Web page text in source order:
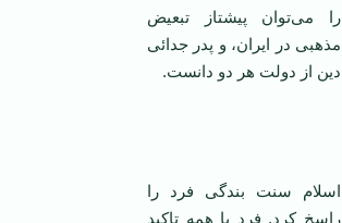
را می‌توان پیشتاز تبعیض
مذهبی در ایران، و پدر جدائی
دین از دولت هر دو دانست.
اسلام سنت بندگی فرد را
راسخ کرد. فرد با همه تاکید